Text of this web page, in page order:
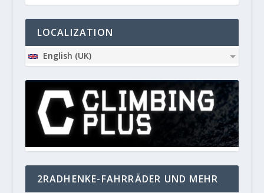
LOCALIZATION
English (UK)
2RADHENKE-FAHRRÄDER UND MEHR